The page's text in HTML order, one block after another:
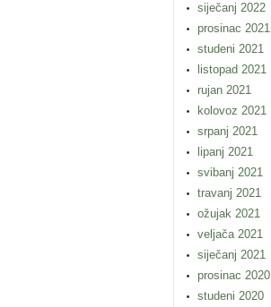
siječanj 2022
prosinac 2021
studeni 2021
listopad 2021
rujan 2021
kolovoz 2021
srpanj 2021
lipanj 2021
svibanj 2021
travanj 2021
ožujak 2021
veljača 2021
siječanj 2021
prosinac 2020
studeni 2020